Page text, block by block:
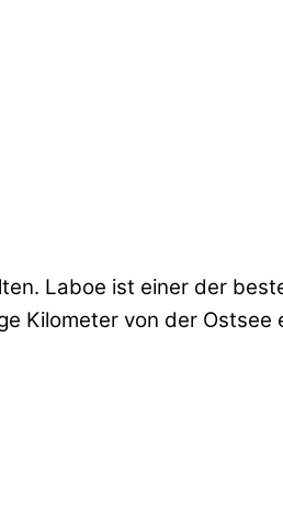
Laboe ist einer der
Kilometer von der